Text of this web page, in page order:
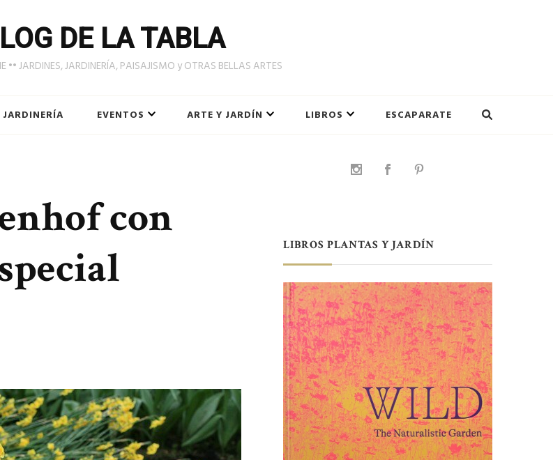
DE LA TABLA
JARDINES, JARDINERÍA, PAISAJISMO y OTRAS BELLAS ARTES
JARDINERÍA EVENTOS ARTE Y JARDÍN LIBROS ESCAPARATE
con
LIBROS PLANTAS Y JARDÍN